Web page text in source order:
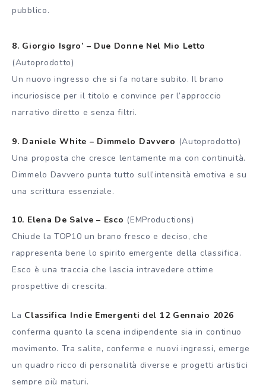
pubblico.
8. Giorgio Isgro’ – Due Donne Nel Mio Letto
(Autoprodotto)
Un nuovo ingresso che si fa notare subito. Il brano
incuriosisce per il titolo e convince per l’approccio
narrativo diretto e senza filtri.
9. Daniele White – Dimmelo Davvero (Autoprodotto)
Una proposta che cresce lentamente ma con continuità.
Dimmelo Davvero punta tutto sull’intensità emotiva e su
una scrittura essenziale.
10. Elena De Salve – Esco (EMProductions)
Chiude la TOP10 un brano fresco e deciso, che
rappresenta bene lo spirito emergente della classifica.
Esco è una traccia che lascia intravedere ottime
prospettive di crescita.
La Classifica Indie Emergenti del 12 Gennaio 2026
conferma quanto la scena indipendente sia in continuo
movimento. Tra salite, conferme e nuovi ingressi, emerge
un quadro ricco di personalità diverse e progetti artistici
sempre più maturi.